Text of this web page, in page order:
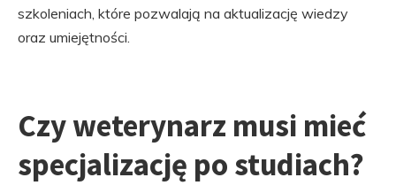
szkoleniach, które pozwalają na aktualizację wiedzy
oraz umiejętności.
Czy weterynarz musi mieć
specjalizację po studiach?